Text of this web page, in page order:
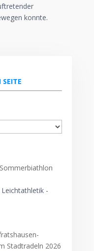
konnte.
SEITE
-
Stadtradeln 2026